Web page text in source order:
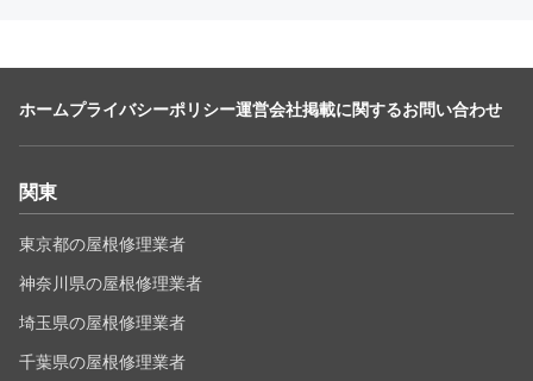
ホームプライバシーポリシー運営会社掲載に関するお問い合わせ
関東
東京都の屋根修理業者
神奈川県の屋根修理業者
埼玉県の屋根修理業者
千葉県の屋根修理業者